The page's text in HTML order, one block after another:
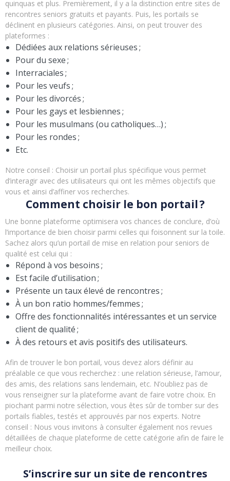
quinquas et plus. Premièrement, il y a la distinction entre sites de
rencontres seniors gratuits et payants. Puis, les portails se
déclinent en plusieurs catégories. Ainsi, on peut trouver des
plateformes :
Dédiées aux relations sérieuses ;
Pour du sexe ;
Interraciales ;
Pour les veufs ;
Pour les divorcés ;
Pour les gays et lesbiennes ;
Pour les musulmans (ou catholiques…) ;
Pour les rondes ;
Etc.
Notre conseil : Choisir un portail plus spécifique vous permet
d’interagir avec des utilisateurs qui ont les mêmes objectifs que
vous et ainsi d’affiner vos recherches.
Comment choisir le bon portail ?
Une bonne plateforme optimisera vos chances de conclure, d’où
l’importance de bien choisir parmi celles qui foisonnent sur la toile.
Sachez alors qu’un portail de mise en relation pour seniors de
qualité est celui qui :
Répond à vos besoins ;
Est facile d’utilisation ;
Présente un taux élevé de rencontres ;
À un bon ratio hommes/femmes ;
Offre des fonctionnalités intéressantes et un service
client de qualité ;
À des retours et avis positifs des utilisateurs.
Afin de trouver le bon portail, vous devez alors définir au
préalable ce que vous recherchez : une relation sérieuse, l’amour,
des amis, des relations sans lendemain, etc. N’oubliez pas de
vous renseigner sur la plateforme avant de faire votre choix. En
piochant parmi notre sélection, vous êtes sûr de tomber sur des
portails fiables, testés et approuvés par nos experts. Notre
conseil : Nous vous invitons à consulter également nos revues
détaillées de chaque plateforme de cette catégorie afin de faire le
meilleur choix.
S’inscrire sur un site de rencontres